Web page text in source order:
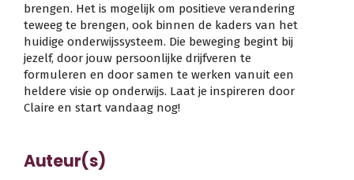
brengen. Het is mogelijk om positieve verandering
teweeg te brengen, ook binnen de kaders van het
huidige onderwijssysteem. Die beweging begint bij
jezelf, door jouw persoonlijke drijfveren te
formuleren en door samen te werken vanuit een
heldere visie op onderwijs. Laat je inspireren door
Claire en start vandaag nog!
Auteur(s)